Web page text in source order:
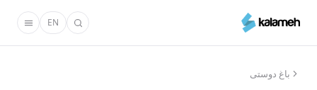
محتوای
EN
باغ دوستی